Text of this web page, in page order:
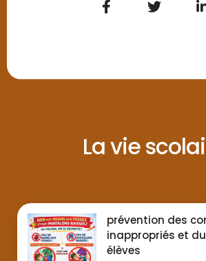
La vie
prévention des
inappropriés et
élèves